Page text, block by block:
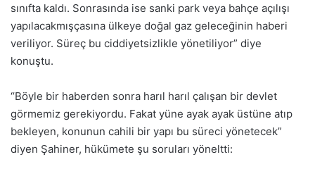
sınıfta kaldı. Sonrasında ise sanki park veya bahçe açılışı
yapılacakmışçasına ülkeye doğal gaz geleceğinin haberi
veriliyor. Süreç bu ciddiyetsizlikle yönetiliyor” diye
konuştu.
“Böyle bir haberden sonra harıl harıl çalışan bir devlet
görmemiz gerekiyordu. Fakat yüne ayak ayak üstüne atıp
bekleyen, konunun cahili bir yapı bu süreci yönetecek”
diyen Şahiner, hükümete şu soruları yöneltti: